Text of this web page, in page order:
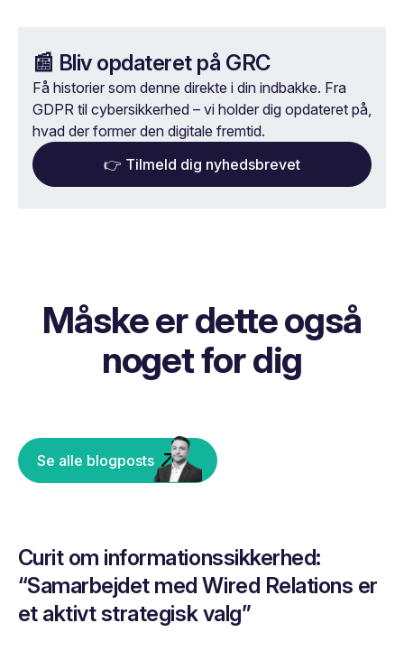
📰 Bliv opdateret på GRC
Få historier som denne direkte i din indbakke. Fra
GDPR til cybersikkerhed – vi holder dig opdateret på,
hvad der former den digitale fremtid.
👉 Tilmeld dig nyhedsbrevet
Måske er dette også
noget for dig
Se alle blogposts
Curit om informationssikkerhed:
“Samarbejdet med Wired Relations er
et aktivt strategisk valg”